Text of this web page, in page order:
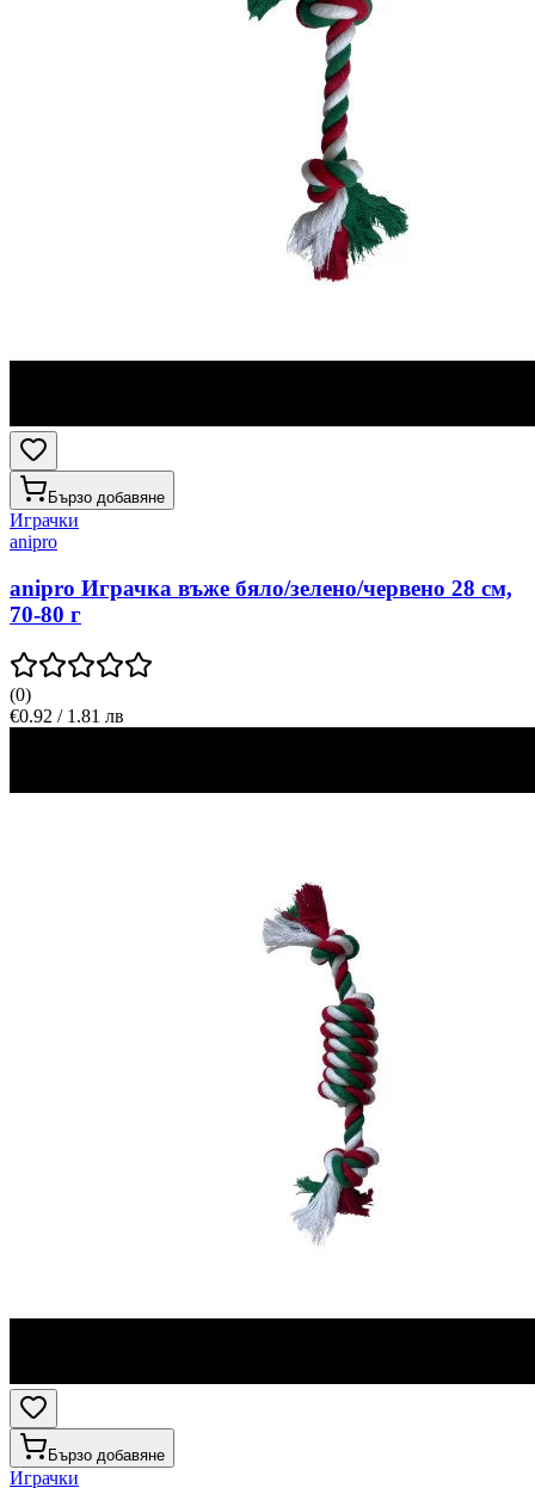
Бързо добавяне
Играчки
anipro
anipro Играчка въже бяло/зелено/червено 28 см,
70-80 г
(0)
€0.92 / 1.81 лв
Бързо добавяне
Играчки